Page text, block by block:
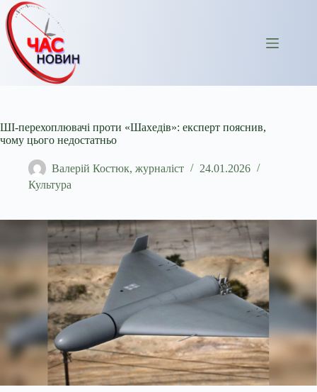
Перейти
до
вмісту
ШІ-перехоплювачі проти «Шахедів»: експерт пояснив,
чому цього недостатньо
Валерій Костюк, журналіст
24.01.2026
Культура